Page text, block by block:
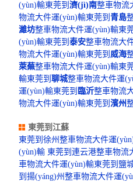
(yùn)輸東莞到濟(jì)南整車物流
物流大件運(yùn)輸東莞到青島
濰坊整車物流大件運(yùn)輸東
(yùn)輸東莞到泰安整車物流大
物流大件運(yùn)輸東莞到 威海
萊蕪整車物流大件運(yùn)輸東
輸東莞到聊城整車物流大件運
運(yùn)輸東莞到 臨沂整車物流
物流大件運(yùn)輸東莞到濱州
東莞到江蘇
東莞到徐州整車物流大件運
(yùn)輸 東莞到連云港整車物流
車物流大件運(yùn)輸東莞到鹽
到揚(yáng)州整車物流大件運